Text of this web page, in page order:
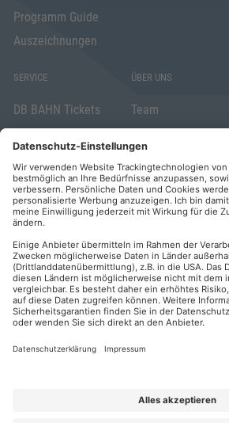
Programm Guide
Auszeichnungen
SERVICE
DB BAHN Tickets
Veranstaltungsunterlagen
Widerrufsrecht
für Verbraucher
Elektronischer
Geschäftsverkehr
Barrierefreiheit
ÜBER UNS
Team
Die AKADEMIE
HERKERT
FORUM VERLAG
HERKERT
Kontakt